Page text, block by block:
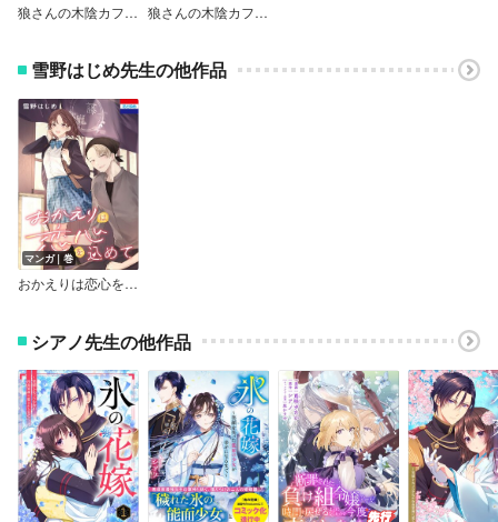
狼さんの木陰カフェ～追放聖女は闇魔法でスローライフを送りたい～【Renta！限定版】 狼さんの木陰カフェ～追放聖女は闇魔法でスローライフを送りたい～
雪野はじめ先生の他作品
マンガ｜巻
おかえりは恋心を込めて
シアノ先生の他作品